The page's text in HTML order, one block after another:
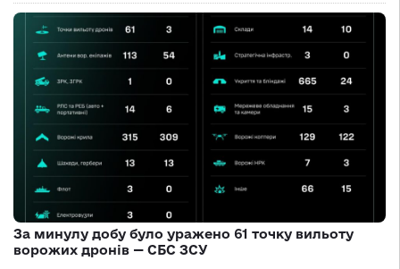
За минулу добу було уражено 61 точку вильоту
ворожих дронів — СБС ЗСУ